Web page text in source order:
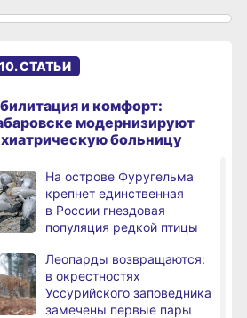
свыше миллиона рублей
В Хабаровске суд
рассмотрит дело об ошибке
при техобслуживании
самолёта
В Хабаровском крае
за сутки произошло 3
дорожно-транспортных
происшествий
В Хабаровске косметолог
осуждена
за мошенничество
СТАТЬИ
и комфорт:
модернизируют
больницу
На острове Фуругельма
крепнет единственная
в России гнездовая
популяция редкой птицы
Леопарды возвращаются:
в окрестностях
Уссурийского заповедника
замечены первые пары